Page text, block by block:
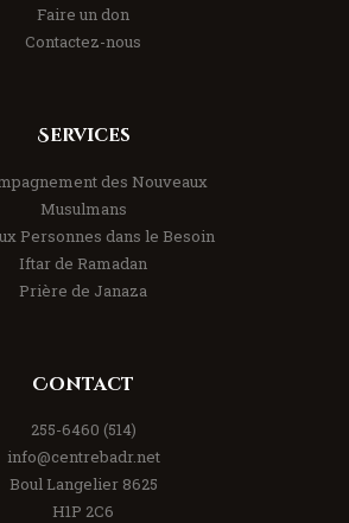
Faire un don
Contactez-nous
Services
des Nouveaux
Musulmans
Personnes dans le Besoin
Iftar de Ramadan
Prière de Janaza
Contact
(514) 255-6460
info@centrebadr.net
8625 Boul Langelier
H1P 2C6